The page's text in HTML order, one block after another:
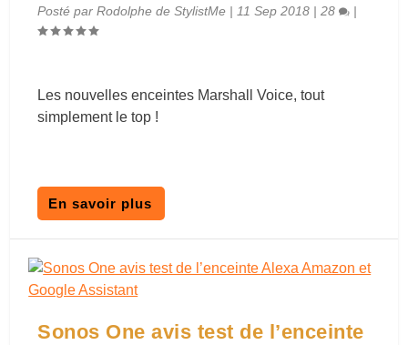
Posté parRodolphe de StylistMe |11 Sep 2018 |28 |
Les nouvelles enceintes Marshall Voice, tout
simplement le top !
En savoir plus
Sonos One avis test de l’enceinte